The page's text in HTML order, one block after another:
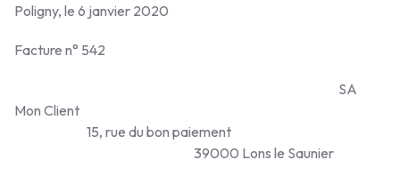
Poligny, le 6 janvier 2020
Facture n° 542
SA
Mon Client
15, rue du bon paiement
39000 Lons le Saunier